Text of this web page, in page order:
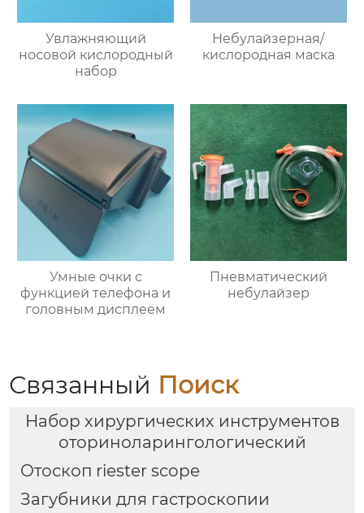
Увлажняющий
носовой кислородный
набор
Небулайзерная/
кислородная маска
Умные очки с
функцией телефона и
головным дисплеем
Пневматический
небулайзер
Связанный Поиск
Набор хирургических инструментов
оториноларингологический
Отоскоп riester scope
Загубники для гастроскопии